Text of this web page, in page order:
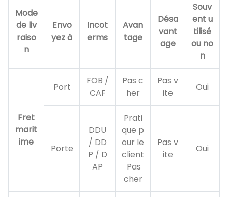
Mode
de liv
raiso
n
Envo
yez à
Incot
erms
Avan
tage
Désa
vant
age
Souv
ent u
tilisé
ou no
n
Fret
marit
ime
Port
FOB /
CAF
Pas c
her
Pas v
ite
Oui
Porte
DDU
/ DD
P / D
AP
Prati
que p
our le
client
Pas
cher
Pas v
ite
Oui